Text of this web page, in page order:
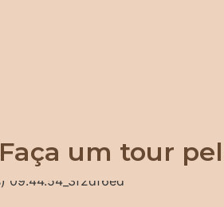
Faça um tour